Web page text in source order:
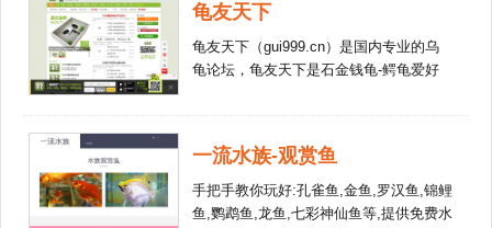
龟友天下
龟友天下（gui999.cn）是国内专业的乌
龟论坛，龟友天下是石金钱龟-鳄龟爱好
风水、饲料、疾病、防疫等全面的乌龟百
科知识。
一流水族-观赏鱼
手把手教你玩好:孔雀鱼,金鱼,罗汉鱼,锦鲤
鱼,鹦鹉鱼,龙鱼,七彩神仙鱼等,提供免费水